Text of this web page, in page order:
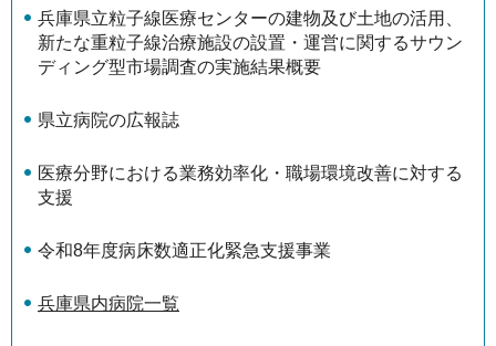
兵庫県立粒子線医療センターの建物及び土地の活用、
新たな重粒子線治療施設の設置・運営に関するサウン
ディング型市場調査の実施結果概要
県立病院の広報誌
医療分野における業務効率化・職場環境改善に対する
支援
令和8年度病床数適正化緊急支援事業
兵庫県内病院一覧